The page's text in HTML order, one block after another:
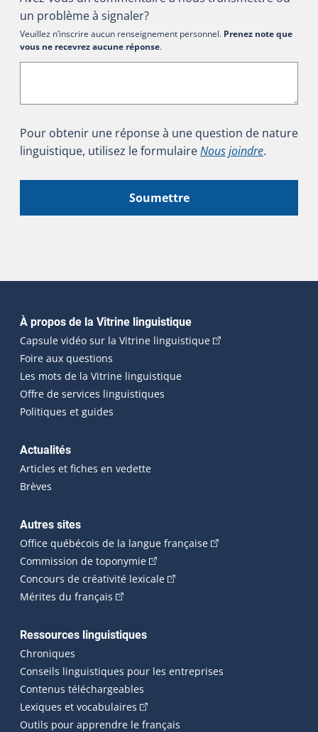
un problème à signaler?
Veuillez n’inscrire aucun renseignement personnel. Prenez note que
vous ne recevrez aucune réponse.
Pour obtenir une réponse à une question de nature
linguistique, utilisez le formulaireNous joindre.
Soumettre
Navigation principale
À propos de la Vitrine linguistique
Capsule vidéo sur la Vitrine linguistique(Cet hyperlien
Foire aux questions
Les mots de la Vitrine linguistique
Offre de services linguistiques
Politiques et guides
Actualités
Articles et fiches en vedette
Brèves
Autres sites
Office québécois de la langue française(Cet hyperlien
Commission de toponymie(Cet hyperlien externe s'ouvrira
Concours de créativité lexicale(Cet hyperlien externe
Mérites du français (Cet hyperlien externe s'ouvrira dans une
Ressources linguistiques
Chroniques
Conseils linguistiques pour les entreprises
Contenus téléchargeables
Lexiques et vocabulaires (Cet hyperlien externe s'ouvrira
Outils pour apprendre le français